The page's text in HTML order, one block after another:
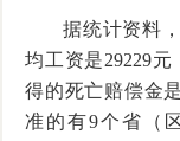
据统计资料
均工资是29229元
得的死亡赔偿金
准的有9个省（